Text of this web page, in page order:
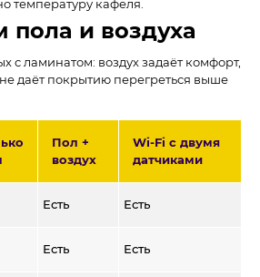
температуру кафеля.
пола и воздуха
с ламинатом: воздух задаёт комфорт,
даёт покрытию перегреться выше
Пол +
воздух
Wi-Fi с двумя
датчиками
Есть Есть
Есть Есть